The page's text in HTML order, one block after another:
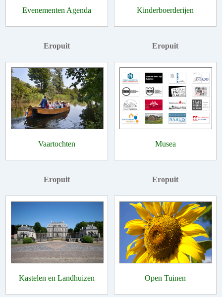
Evenementen Agenda Kinderboerderijen
Eropuit
Vaartochten
Eropuit
Musea
Eropuit
Kastelen en Landhuizen
Eropuit
Open Tuinen